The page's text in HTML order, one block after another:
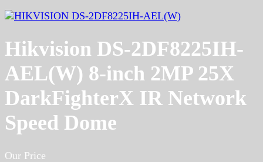
Hikvision DS-2DF8225IH-
AEL(W) 8-inch 2MP 25X
DarkFighterX IR Network
Speed Dome
Our Price